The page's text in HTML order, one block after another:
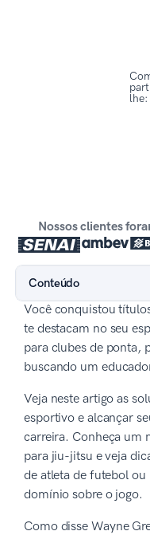
lhe:
Nossos clientes
Conteúdo
Você conquistou
te destacam no seu
para clubes de ponta,
buscando um
Veja neste artigo as
esportivo e alcançar
carreira. Conheça um
para jiu-jitsu e veja
de atleta de futebol
domínio sobre o jogo.
Como disse Wayne